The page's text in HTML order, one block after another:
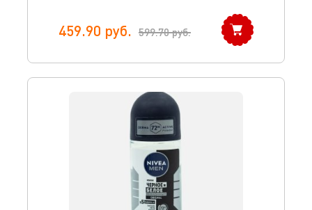
459.90 руб. 599.70руб.